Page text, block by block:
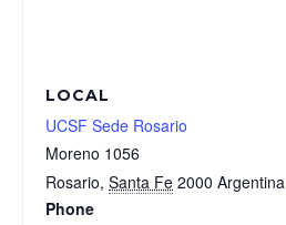
LOCAL
UCSF Sede Rosario
Moreno 1056
Rosario, Santa Fe 2000 Argentina
Phone